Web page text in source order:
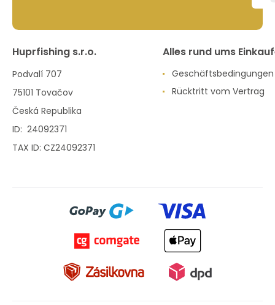
Huprfishing s.r.o.
Podvalí 707
75101 Tovačov
Česká Republika
ID: 24092371
TAX ID: CZ24092371
Alles rund ums
Geschäftsbedingungen
Rücktritt vom Vertrag